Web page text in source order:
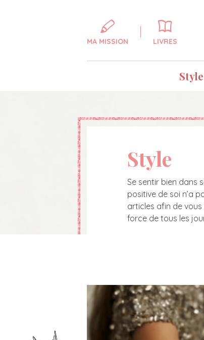
MA MISSION LIVRES
Style
Style
Se sentir bien dans
positive de soi n’a
articles afin de
force de tous les